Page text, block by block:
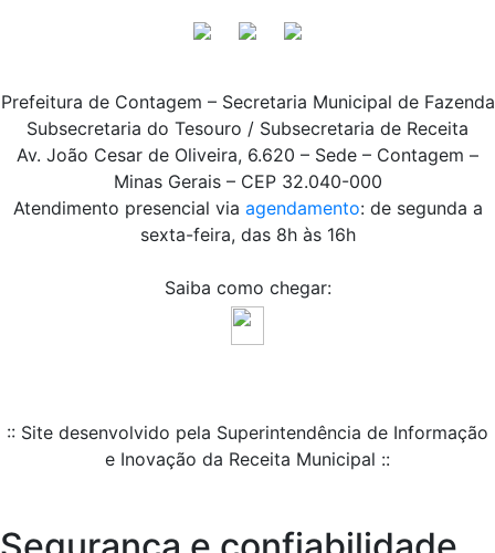
Prefeitura de Contagem – Secretaria Municipal de Fazenda
Subsecretaria do Tesouro / Subsecretaria de Receita
Av. João Cesar de Oliveira, 6.620 – Sede – Contagem –
Minas Gerais – CEP 32.040-000
Atendimento presencial via agendamento: de segunda a
sexta-feira, das 8h às 16h
Saiba como chegar:
:: Site desenvolvido pela Superintendência de Informação
e Inovação da Receita Municipal ::